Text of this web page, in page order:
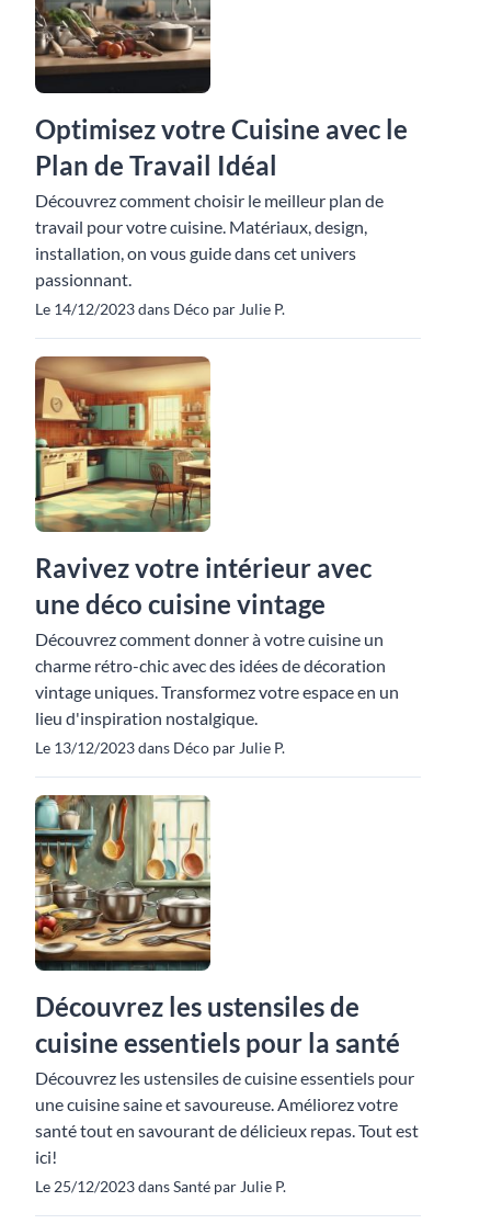
Optimisez votre Cuisine avec le
Plan de Travail Idéal
Découvrez comment choisir le meilleur plan de
travail pour votre cuisine. Matériaux, design,
installation, on vous guide dans cet univers
passionnant.
Le 14/12/2023 dans Déco par Julie P.
Ravivez votre intérieur avec
une déco cuisine vintage
Découvrez comment donner à votre cuisine un
charme rétro-chic avec des idées de décoration
vintage uniques. Transformez votre espace en un
lieu d'inspiration nostalgique.
Le 13/12/2023 dans Déco par Julie P.
Découvrez les ustensiles de
cuisine essentiels pour la santé
Découvrez les ustensiles de cuisine essentiels pour
une cuisine saine et savoureuse. Améliorez votre
santé tout en savourant de délicieux repas. Tout est
ici!
Le 25/12/2023 dans Santé par Julie P.